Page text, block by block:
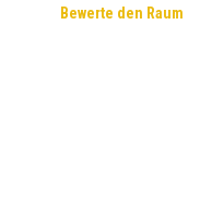
Bewerte den Raum